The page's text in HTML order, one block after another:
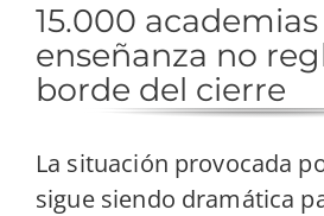
15.000
enseñanza no
borde del cierre
La situación provocada
sigue siendo dramática